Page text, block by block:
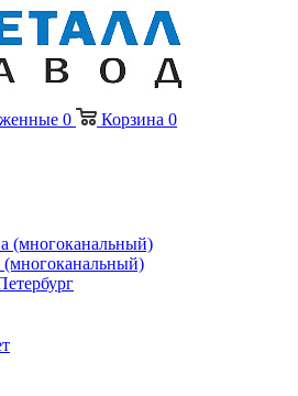
0 Корзина 0
(многоканальный)